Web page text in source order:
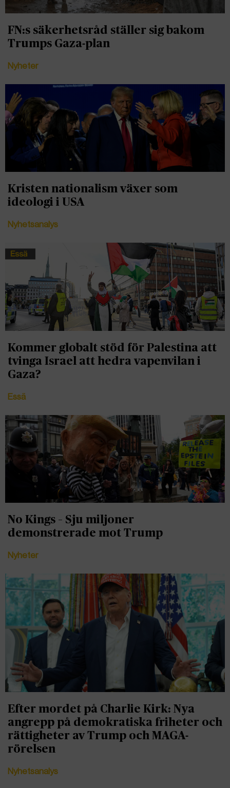
FN:s säkerhetsråd ställer sig bakom
Trumps Gaza-plan
Nyheter
Kristen nationalism växer som
ideologi i USA
Nyhetsanalys
Kommer globalt stöd för Palestina att
tvinga Israel att hedra vapenvilan i
Gaza?
Essä
No Kings – Sju miljoner
demonstrerade mot Trump
Nyheter
Efter mordet på Charlie Kirk: Nya
angrepp på demokratiska friheter och
rättigheter av Trump och MAGA-
rörelsen
Nyhetsanalys